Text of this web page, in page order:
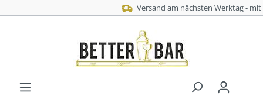
Versand am nächsten Werktag - mit DHL